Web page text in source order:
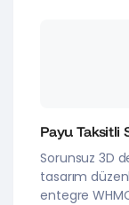
Payu Taksitli
Sorunsuz 3D
tasarım
entegre